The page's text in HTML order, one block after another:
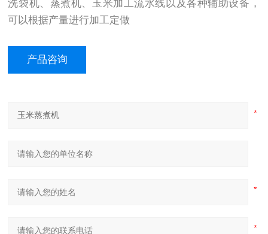
洗袋机、蒸煮机、玉米加工流水线以及各种辅助设备，
可以根据产量进行加工定做
产品咨询